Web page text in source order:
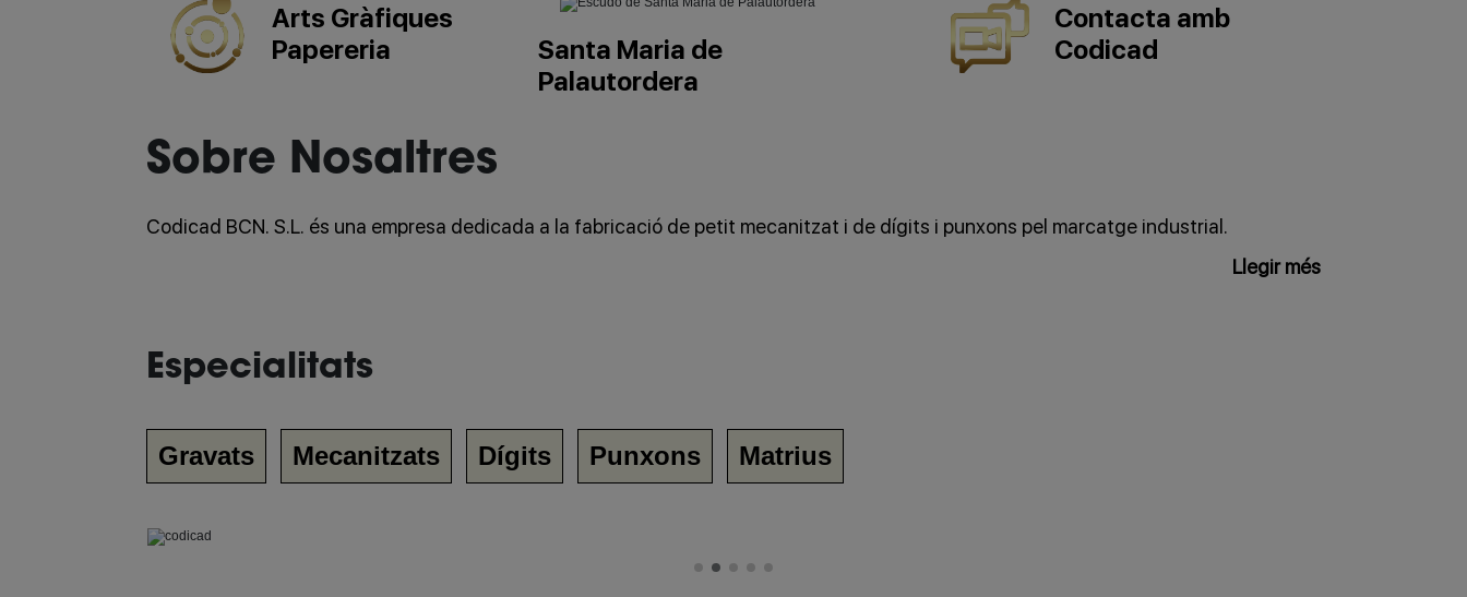
Arts Gràfiques
Papereria
Santa Maria de
Palautordera
Contacta amb
Codicad
Sobre Nosaltres
Codicad BCN. S.L. és una empresa dedicada a la fabricació de petit mecanitzat i de dígits i punxons pel marcatge industrial.
Llegir més
Especialitats
Gravats Mecanitzats Dígits Punxons Matrius